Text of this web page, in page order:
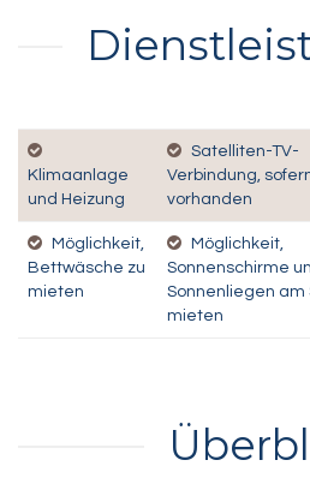
Klimaanlage
und Heizung
Satelliten-TV-
Verbindung,
vorhanden
Möglichkeit,
Bettwäsche zu
mieten
Möglichkeit,
Sonnenschirme
Sonnenliegen am
mieten